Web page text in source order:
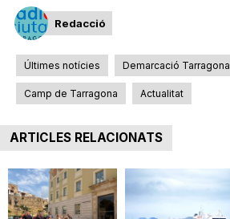
Redacció
Últimes notícies Demarcació Tarragona
Camp de Tarragona Actualitat
ARTICLES RELACIONATS